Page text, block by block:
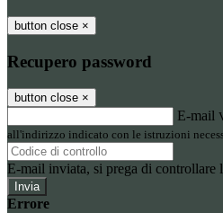
button close ×
Recupero password
button close ×
E-mail
all'indirizzo indicato con le istruzioni
E-mail inviata, si prega di controllare
Errore